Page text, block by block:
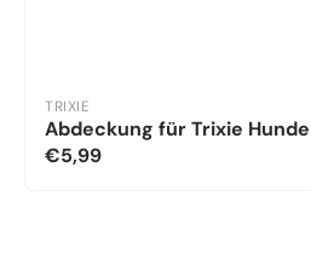
TRIXIE
Abdeckung für Trixie
€5,99